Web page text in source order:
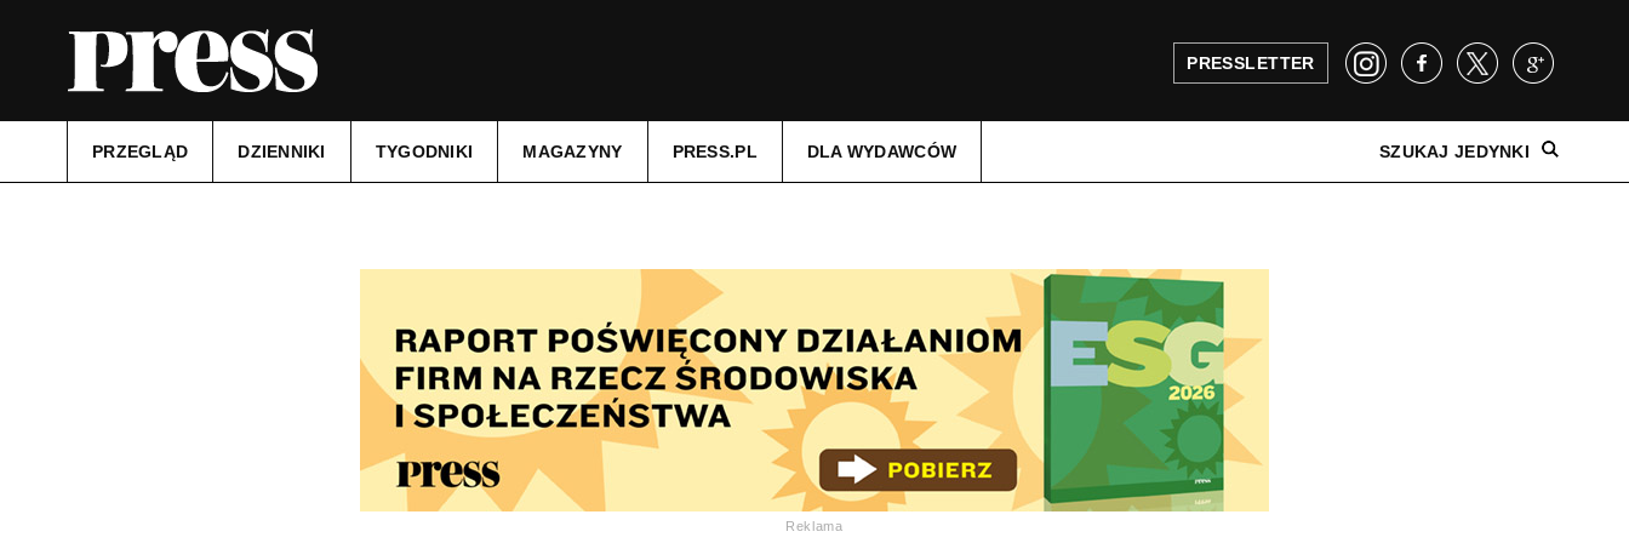
PRESSLETTER
PRZEGLĄD DZIENNIKI TYGODNIKI MAGAZYNY PRESS.PL DLA WYDAWCÓW SZUKAJ JEDYNKI
Reklama